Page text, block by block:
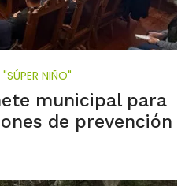
NIÑO"
municipal para
de prevención